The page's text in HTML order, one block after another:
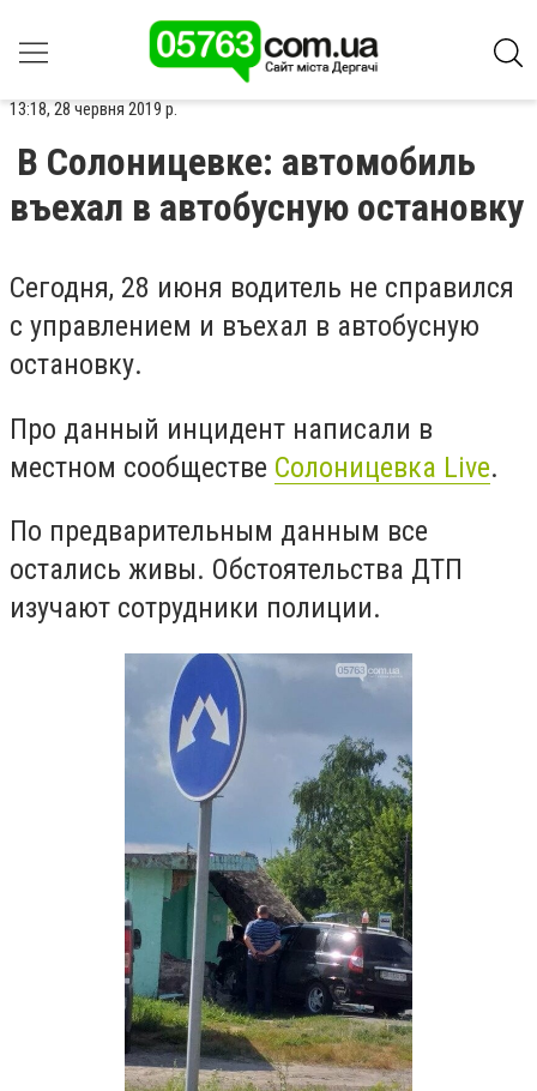
13:18, 28 червня 2019 р.
В Солоницевке: автомобиль
въехал в автобусную остановку
Сегодня, 28 июня водитель не справился
с управлением и въехал в автобусную
остановку.
Про данный инцидент написали в
местном сообществе Солоницевка Live.
По предварительным данным все
остались живы. Обстоятельства ДТП
изучают сотрудники полиции.